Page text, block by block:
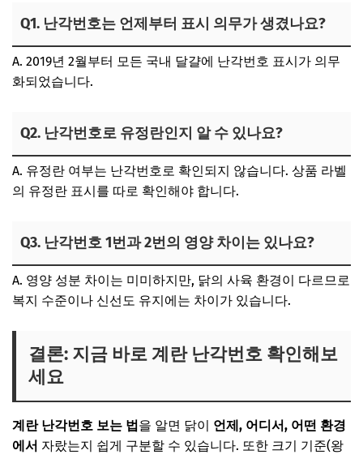
Q1. 난각번호는 언제부터 표시 의무가 생겼나요?
A. 2019년 2월부터 모든 국내 달걀에 난각번호 표시가 의무
화되었습니다.
Q2. 난각번호로 유정란인지 알 수 있나요?
A. 유정란 여부는 난각번호로 확인되지 않습니다. 상품 라벨
의 유정란 표시를 따로 확인해야 합니다.
Q3. 난각번호 1번과 2번의 영양 차이는 있나요?
A. 영양 성분 차이는 미미하지만, 닭의 사육 환경이 다르므로
복지 수준이나 신선도 유지에는 차이가 있습니다.
결론: 지금 바로 계란 난각번호 확인해보
세요
계란 난각번호 보는 법을 알면 닭이 언제, 어디서, 어떤 환경
에서 자랐는지 쉽게 구분할 수 있습니다. 또한 크기 기준(왕